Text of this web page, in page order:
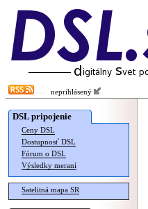
neprihlásený
DSL pripojenie
Ceny DSL
Dostupnosť DSL
Fórum o DSL
Výsledky meraní
Satelitná mapa SR